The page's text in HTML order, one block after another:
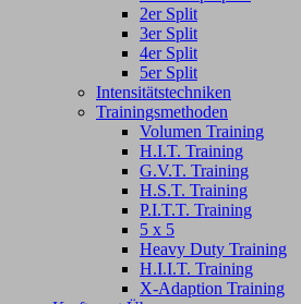
2er Split
3er Split
4er Split
5er Split
Intensitätstechniken
Trainingsmethoden
Volumen Training
H.I.T. Training
G.V.T. Training
H.S.T. Training
P.I.T.T. Training
5 x 5
Heavy Duty Training
H.I.I.T. Training
X-Adaption Training